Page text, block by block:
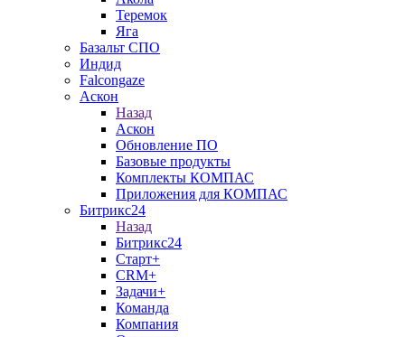
Теремок
Яга
Базальт СПО
Индид
Falcongaze
Аскон
Назад
Аскон
Обновление ПО
Базовые продукты
Комплекты КОМПАС
Приложения для КОМПАС
Битрикс24
Назад
Битрикс24
Старт+
CRM+
Задачи+
Команда
Компания